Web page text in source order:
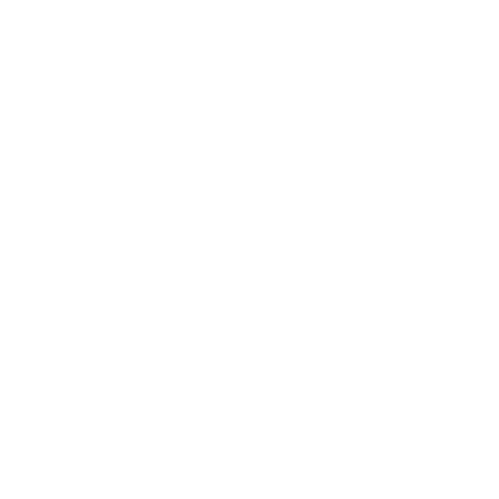
Piastach zapraszam
Piasta, Bolesława